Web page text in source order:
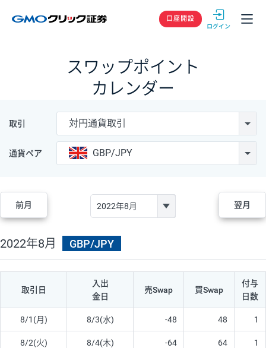
GMOクリック
口座開設
スワップポイント
カレンダー
取引 対円通貨取引
通貨ペア GBP/JPY
前月 翌月
2022年8月 GBP/JPY
取引日
入出
金日
売Swap 買Swap
付与
日数
8/1(月) 8/3(水) -48 48 1
8/2(火) 8/4(木) -64 64 1